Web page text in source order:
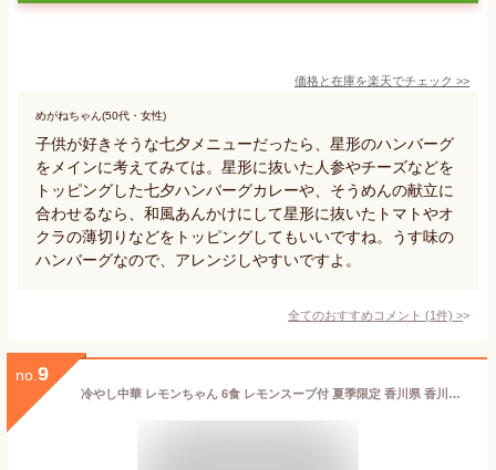
価格と在庫を楽天でチェック >>
めがねちゃん(50代・女性)
子供が好きそうな七夕メニューだったら、星形のハンバーグ
をメインに考えてみては。星形に抜いた人参やチーズなどを
トッピングした七夕ハンバーグカレーや、そうめんの献立に
合わせるなら、和風あんかけにして星形に抜いたトマトやオ
クラの薄切りなどをトッピングしてもいいですね。うす味の
ハンバーグなので、アレンジしやすいですよ。
全てのおすすめコメント (1件) >
no. 9
冷やし中華 レモンちゃん 6食 レモンスープ付 夏季限定 香川県 香川名物 冷やし 麺 冷やし ひんやり 涼味 冷やし麺 どんまい